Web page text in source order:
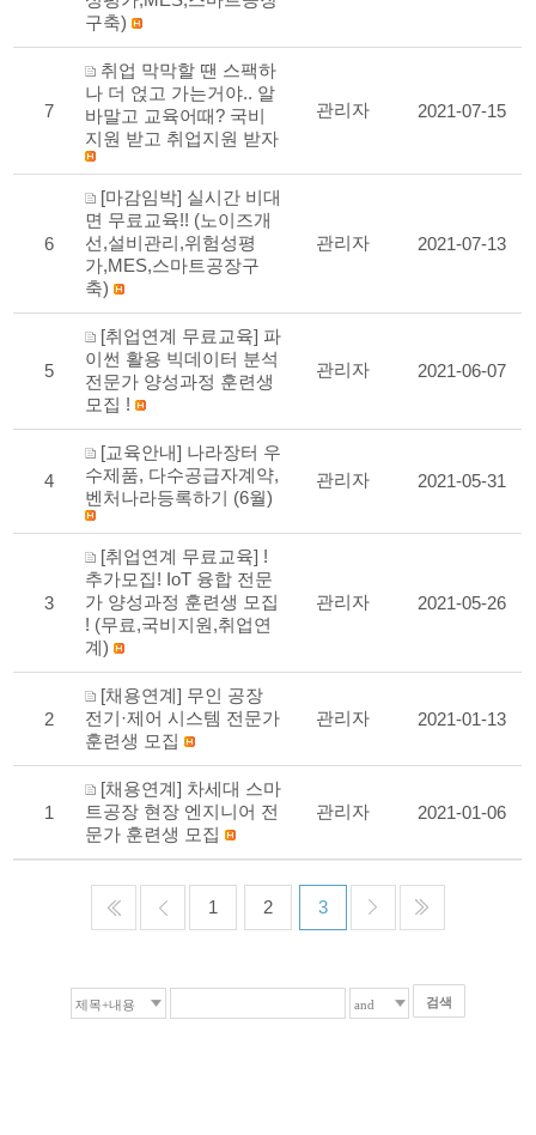
구축)
7
취업 막막할 땐 스팩하
나 더 얹고 가는거야.. 알
바말고 교육어때? 국비
지원 받고 취업지원 받자
관리자 2021-07-15
6
[마감임박] 실시간 비대
면 무료교육!! (노이즈개
선,설비관리,위험성평
가,MES,스마트공장구
축)
관리자 2021-07-13
5
[취업연계 무료교육] 파
이썬 활용 빅데이터 분석
전문가 양성과정 훈련생
모집 !
관리자 2021-06-07
4
[교육안내] 나라장터 우
수제품, 다수공급자계약,
벤처나라등록하기 (6월)
관리자 2021-05-31
3
[취업연계 무료교육] !
추가모집! IoT 융합 전문
가 양성과정 훈련생 모집
! (무료,국비지원,취업연
계)
관리자 2021-05-26
2
[채용연계] 무인 공장
전기·제어 시스템 전문가
훈련생 모집
관리자 2021-01-13
1
[채용연계] 차세대 스마
트공장 현장 엔지니어 전
문가 훈련생 모집
관리자 2021-01-06
1 2 3